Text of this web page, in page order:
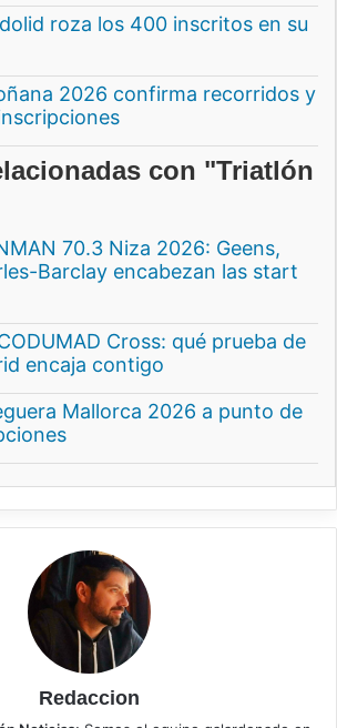
roza los 400 inscritos en su
2026 confirma recorridos y
con "Triatlón
70.3 Niza 2026: Geens,
Barclay encabezan las start
Cross: qué prueba de
encaja contigo
Mallorca 2026 a punto de
Redaccion